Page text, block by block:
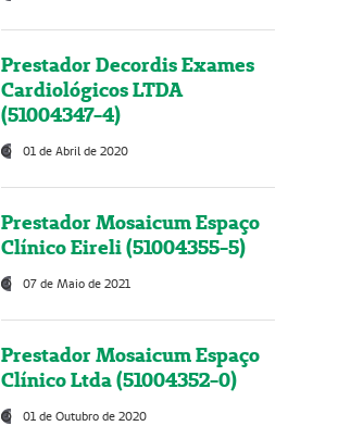
Prestador Decordis Exames
Cardiológicos LTDA
(51004347-4)
01 de Abril de 2020
Prestador Mosaicum Espaço
Clínico Eireli (51004355-5)
07 de Maio de 2021
Prestador Mosaicum Espaço
Clínico Ltda (51004352-0)
01 de Outubro de 2020